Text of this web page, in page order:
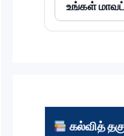
கல்வித்